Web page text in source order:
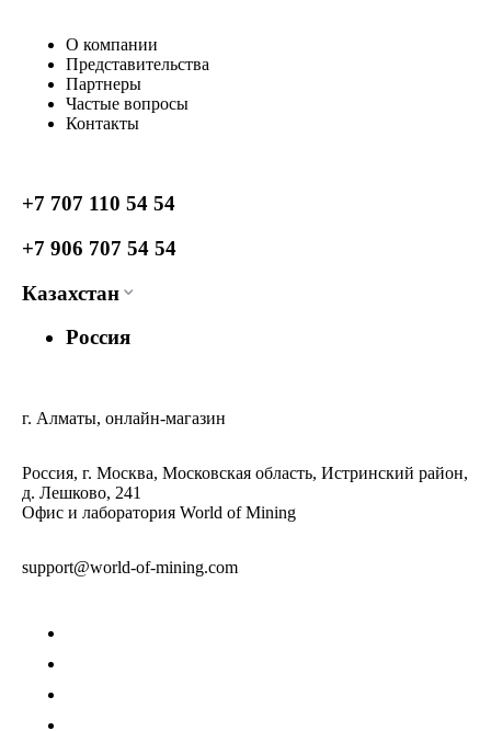
О компании
Представительства
Партнеры
Частые вопросы
Контакты
+7 707 110 54 54
+7 906 707 54 54
Казахстан
Россия
г. Алматы, онлайн-магазин
Россия, г. Москва, Московская область, Истринский район,
д. Лешково, 241
Офис и лаборатория World of Mining
support@world-of-mining.com